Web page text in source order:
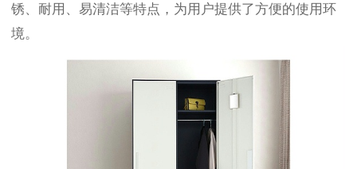
锈、耐用、易清洁等特点，为用户提供了方便的使用环
境。